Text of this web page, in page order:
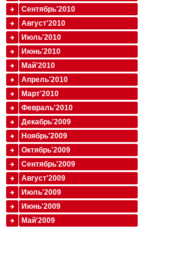
Сентябрь'2010
Август'2010
Июль'2010
Июнь'2010
Май'2010
Апрель'2010
Март'2010
Февраль'2010
Декабрь'2009
Ноябрь'2009
Октябрь'2009
Сентябрь'2009
Август'2009
Июль'2009
Июнь'2009
Май'2009